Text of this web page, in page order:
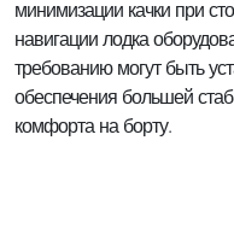
минимизации качки при
навигации лодка
требованию могут быть
обеспечения большей
комфорта на борту.